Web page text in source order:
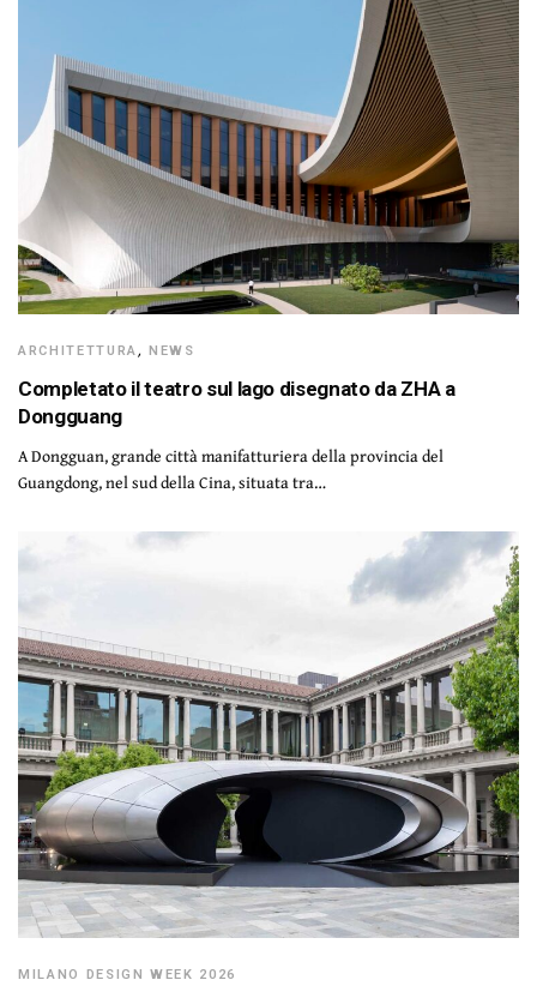
ARCHITETTURA,NEWS
Completato il teatro sul lago disegnato da ZHA a
Dongguang
A Dongguan, grande città manifatturiera della provincia del
Guangdong, nel sud della Cina, situata tra…
MILANO DESIGN WEEK 2026